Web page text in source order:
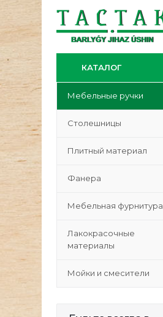
КАТАЛОГ
Мебельные ручки
Столешницы
Плитный материал
Фанера
Мебельная фурнитура
Лакокрасочные
материалы
Мойки и смесители